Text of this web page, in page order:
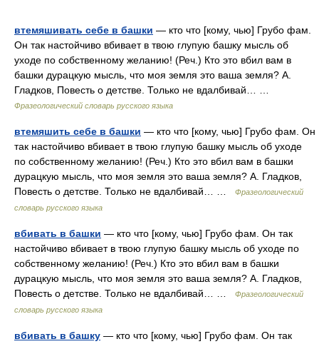
втемяшивать себе в башки — кто что [кому, чью] Грубо фам.
Он так настойчиво вбивает в твою глупую башку мысль об
уходе по собственному желанию! (Реч.) Кто это вбил вам в
башки дурацкую мысль, что моя земля это ваша земля? А.
Гладков, Повесть о детстве. Только не вдалбивай… …
Фразеологический словарь русского языка
втемяшить себе в башки — кто что [кому, чью] Грубо фам. Он
так настойчиво вбивает в твою глупую башку мысль об уходе
по собственному желанию! (Реч.) Кто это вбил вам в башки
дурацкую мысль, что моя земля это ваша земля? А. Гладков,
Повесть о детстве. Только не вдалбивай… …
Фразеологический
словарь русского языка
вбивать в башки — кто что [кому, чью] Грубо фам. Он так
настойчиво вбивает в твою глупую башку мысль об уходе по
собственному желанию! (Реч.) Кто это вбил вам в башки
дурацкую мысль, что моя земля это ваша земля? А. Гладков,
Повесть о детстве. Только не вдалбивай… …
Фразеологический
словарь русского языка
вбивать в башку — кто что [кому, чью] Грубо фам. Он так